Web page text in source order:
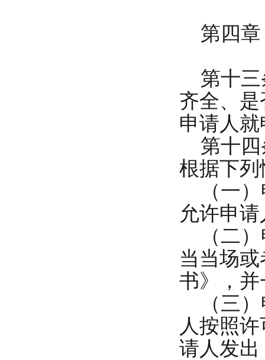
第四章
第十三
齐全、
申请人
第十四
根据下
（一）
允许申
（二）
当当场
书》，
（三）
人按照
请人发